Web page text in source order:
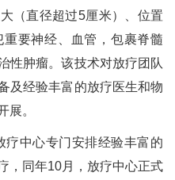
（直径超过5厘米）、位置
要神经、血管，包裹脊髓
性肿瘤。该技术对放疗团队
及经验丰富的放疗医生和物
展。
中心专门安排经验丰富的
，同年10月，放疗中心正式